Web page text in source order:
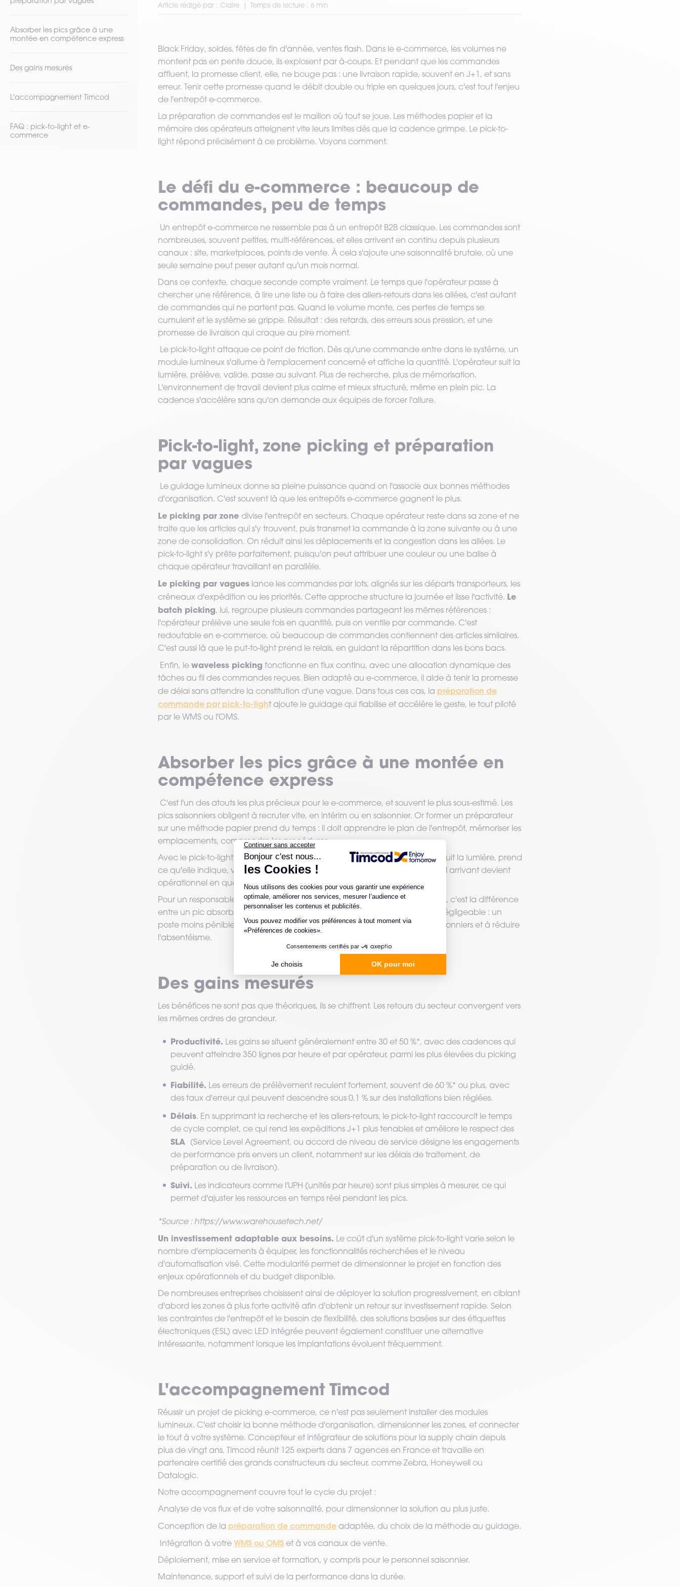
VOIR TOUT LE MATÉRIEL Article rédigé par : Claire Temps de lecture : 6 min
Absorber les pics grâce à une
montée en compétence express
Des gains mesurés
L'accompagnement Timcod
FAQ : pick-to-light et e-
commerce
Black Friday, soldes, fêtes de fin d'année, ventes flash. Dans le e-commerce, les volumes ne
montent pas en pente douce, ils explosent par à-coups. Et pendant que les commandes
affluent, la promesse client, elle, ne bouge pas : une livraison rapide, souvent en J+1, et sans
erreur. Tenir cette promesse quand le débit double ou triple en quelques jours, c'est tout l'enjeu
de l'entrepôt e-commerce.
La préparation de commandes est le maillon où tout se joue. Les méthodes papier et la
mémoire des opérateurs atteignent vite leurs limites dès que la cadence grimpe. Le pick-to-
light répond précisément à ce problème. Voyons comment.
Le défi du e-commerce : beaucoup de
commandes, peu de temps
Un entrepôt e-commerce ne ressemble pas à un entrepôt B2B classique. Les commandes sont
nombreuses, souvent petites, multi-références, et elles arrivent en continu depuis plusieurs
canaux : site, marketplaces, points de vente. À cela s'ajoute une saisonnalité brutale, où une
seule semaine peut peser autant qu'un mois normal.
Dans ce contexte, chaque seconde compte vraiment. Le temps que l'opérateur passe à
chercher une référence, à lire une liste ou à faire des allers-retours dans les allées, c'est autant
de commandes qui ne partent pas. Quand le volume monte, ces pertes de temps se
cumulent et le système se grippe. Résultat : des retards, des erreurs sous pression, et une
promesse de livraison qui craque au pire moment.
Le pick-to-light attaque ce point de friction. Dès qu'une commande entre dans le système, un
module lumineux s'allume à l'emplacement concerné et affiche la quantité. L'opérateur suit la
lumière, prélève, valide, passe au suivant. Plus de recherche, plus de mémorisation.
L'environnement de travail devient plus calme et mieux structuré, même en plein pic. La
cadence s'accélère sans qu'on demande aux équipes de forcer l'allure.
Pick-to-light, zone picking et préparation
par vagues
Le guidage lumineux donne sa pleine puissance quand on l'associe aux bonnes méthodes
d'organisation. C'est souvent là que les entrepôts e-commerce gagnent le plus.
Le picking par zone divise l'entrepôt en secteurs. Chaque opérateur reste dans sa zone et ne
traite que les articles qui s'y trouvent, puis transmet la commande à la zone suivante ou à une
zone de consolidation. On réduit ainsi les déplacements et la congestion dans les allées. Le
pick-to-light s'y prête parfaitement, puisqu'on peut attribuer une couleur ou une balise à
chaque opérateur travaillant en parallèle.
Le picking par vagues lance les commandes par lots, alignés sur les départs transporteurs, les
créneaux d'expédition ou les priorités. Cette approche structure la journée et lisse l'activité. Le
batch picking, lui, regroupe plusieurs commandes partageant les mêmes références :
l'opérateur prélève une seule fois en quantité, puis on ventile par commande. C'est
redoutable en e-commerce, où beaucoup de commandes contiennent des articles similaires.
C'est aussi là que le put-to-light prend le relais, en guidant la répartition dans les bons bacs.
Enfin, le waveless picking fonctionne en flux continu, avec une allocation dynamique des
tâches au fil des commandes reçues. Bien adapté au e-commerce, il aide à tenir la promesse
de délai sans attendre la constitution d'une vague. Dans tous ces cas, la préparation de
commande par pick-to-light ajoute le guidage qui fiabilise et accélère le geste, le tout piloté
par le WMS ou l'OMS.
Absorber les pics grâce à une montée en
compétence express
C'est l'un des atouts les plus précieux pour le e-commerce, et souvent le plus sous-estimé. Les
pics saisonniers obligent à recruter vite, en intérim ou en saisonnier. Or former un préparateur
sur une méthode papier prend du temps : il doit apprendre le plan de l'entrepôt, mémoriser les
emplacements, comprendre les procédures.
Avec le pick-to-light, cette courbe d'apprentissage s'effondre. L'opérateur suit la lumière, prend
ce qu'elle indique, valide. L'interface est simple, intuitive et fiable. Un nouvel arrivant devient
opérationnel en quelques minutes, pas en quelques jours.
Pour un responsable logistique qui doit doubler son équipe en pleine saison, c'est la différence
entre un pic absorbé sereinement et un pic subi dans le stress. Bonus non négligeable : un
poste moins pénible et moins anxiogène, ce qui aide aussi à fidéliser les saisonniers et à réduire
l'absentéisme.
Des gains mesurés
Les bénéfices ne sont pas que théoriques, ils se chiffrent. Les retours du secteur convergent vers
les mêmes ordres de grandeur.
Productivité. Les gains se situent généralement entre 30 et 50 %*, avec des cadences qui
peuvent atteindre 350 lignes par heure et par opérateur, parmi les plus élevées du picking
guidé.
Fiabilité. Les erreurs de prélèvement reculent fortement, souvent de 60 %* ou plus, avec
des taux d'erreur qui peuvent descendre sous 0,1 % sur des installations bien réglées.
Délais. En supprimant la recherche et les allers-retours, le pick-to-light raccourcit le temps
de cycle complet, ce qui rend les expéditions J+1 plus tenables et améliore le respect des
SLA (Service Level Agreement, ou accord de niveau de service désigne les engagements
de performance pris envers un client, notamment sur les délais de traitement, de
préparation ou de livraison).
Suivi. Les indicateurs comme l'UPH (unités par heure) sont plus simples à mesurer, ce qui
permet d'ajuster les ressources en temps réel pendant les pics.
*Source : https://www.warehousetech.net/
Un investissement adaptable aux besoins. Le coût d'un système pick-to-light varie selon le
nombre d'emplacements à équiper, les fonctionnalités recherchées et le niveau
d'automatisation visé. Cette modularité permet de dimensionner le projet en fonction des
enjeux opérationnels et du budget disponible.
De nombreuses entreprises choisissent ainsi de déployer la solution progressivement, en ciblant
d'abord les zones à plus forte activité afin d'obtenir un retour sur investissement rapide. Selon
les contraintes de l'entrepôt et le besoin de flexibilité, des solutions basées sur des étiquettes
électroniques (ESL) avec LED intégrée peuvent également constituer une alternative
intéressante, notamment lorsque les implantations évoluent fréquemment.
L'accompagnement Timcod
Réussir un projet de picking e-commerce, ce n'est pas seulement installer des modules
lumineux. C'est choisir la bonne méthode d'organisation, dimensionner les zones, et connecter
le tout à votre système. Concepteur et intégrateur de solutions pour la supply chain depuis
plus de vingt ans, Timcod réunit 125 experts dans 7 agences en France et travaille en
partenaire certifié des grands constructeurs du secteur, comme Zebra, Honeywell ou
Datalogic.
Notre accompagnement couvre tout le cycle du projet :
Analyse de vos flux et de votre saisonnalité, pour dimensionner la solution au plus juste.
Conception de la préparation de commande adaptée, du choix de la méthode au guidage.
Intégration à votre WMS ou OMS et à vos canaux de vente.
Déploiement, mise en service et formation, y compris pour le personnel saisonnier.
Maintenance, support et suivi de la performance dans la durée.